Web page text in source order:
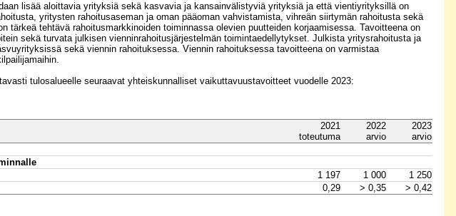
lisää aloittavia yrityksiä sekä kasvavia ja kansainvälistyviä yrityksiä ja että vientiyrityksillä on
yritysten rahoitusaseman ja oman pääoman vahvistamista, vihreän siirtymän rahoitusta sekä
tärkeä tehtävä rahoitusmarkkinoiden toiminnassa olevien puutteiden korjaamisessa. Tavoitteena on
sekä turvata julkisen vienninrahoitusjärjestelmän toimintaedellytykset. Julkista yritysrahoitusta ja
sekä viennin rahoituksessa. Viennin rahoituksessa tavoitteena on varmistaa
tulosalueelle seuraavat yhteiskunnalliset vaikuttavuustavoitteet vuodelle 2023:
2021
toteutuma
2022
arvio
2023
arvio
1 197 1 000
1 250
0,29 > 0,35 > 0,42